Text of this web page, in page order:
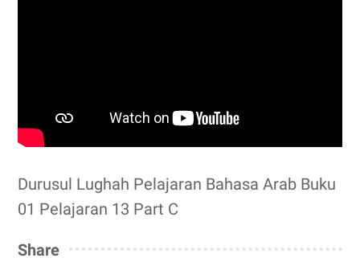
Durusul Lughah Pelajaran Bahasa Arab Buku
01 Pelajaran 13 Part C
Share